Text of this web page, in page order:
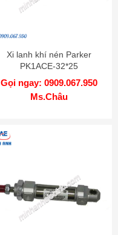
Xi lanh khí nén Parker
PK1ACE-32*25
Gọi ngay: 0909.067.950
Ms.Châu